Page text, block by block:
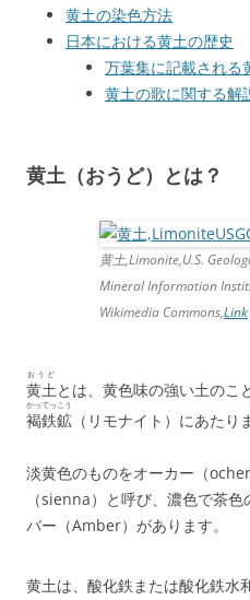
黄土の染色方法
日本における黄土の歴史
万葉集に記載される
黄土の歌に関する解
黄土（おうど）とは？
黄土,Limonite,U.S.
Mineral Information
Wikimedia Commons,Link
黄土
おうど
とは、黄色味の強い土のこ
褐鉄鉱
かってっこう
（リモナイト）にあたり
淡黄色のものをオーカー（
（sienna）と呼び、濃色で茶
バー（Amber）があります。
黄土は、酸化鉄または酸化鉄水